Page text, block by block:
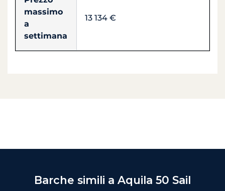
massimo
a
settimana
13 134 €
Barche simili a Aquila 50 Sail